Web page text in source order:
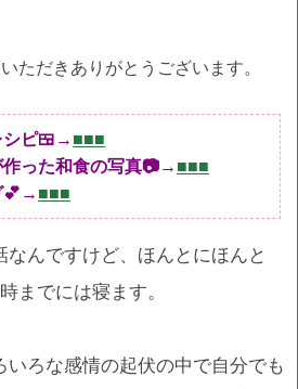
ただきありがとうございます。
シピ🍱→ ■■■
った和食の写真📷→ ■■■
💕→ ■■■
なんですけど、ほんとにほんと
までには寝ます。
ろな感情の起伏の中で自分でも